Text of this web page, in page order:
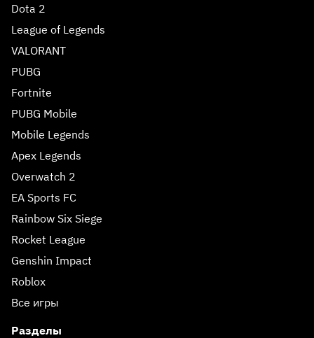
Dota 2
League of Legends
VALORANT
PUBG
Fortnite
PUBG Mobile
Mobile Legends
Apex Legends
Overwatch 2
EA Sports FC
Rainbow Six Siege
Rocket League
Genshin Impact
Roblox
Все игры
Разделы